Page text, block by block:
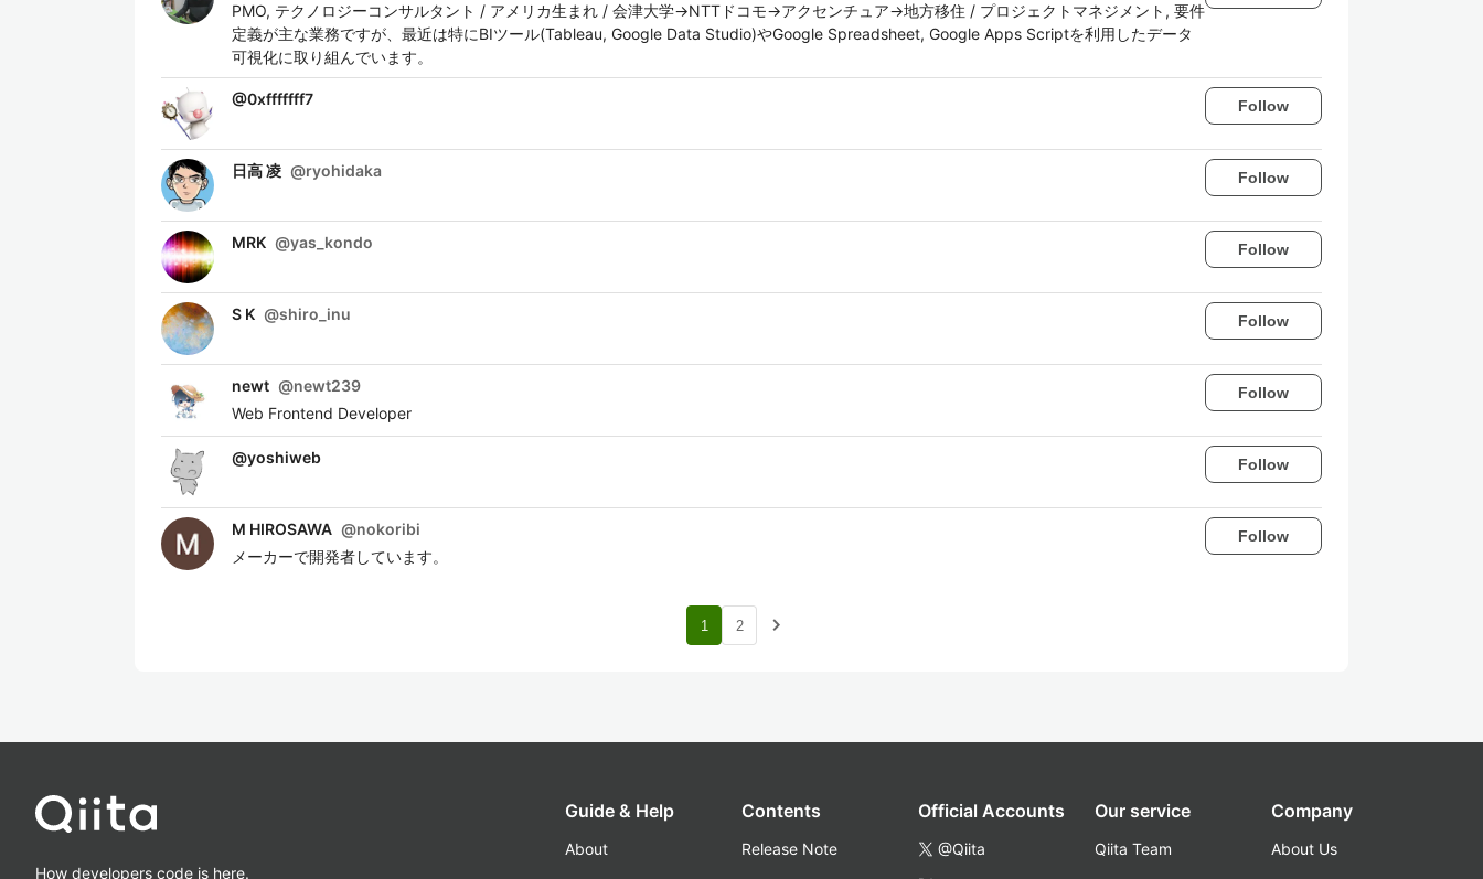
PMO, テクノロジーコンサルタント / アメリカ生まれ / 会津大学→NTTドコモ→アクセンチュア→地方移住 / プロジェクトマネジメント, 要件
定義が主な業務ですが、最近は特にBIツール(Tableau, Google Data Studio)やGoogle Spreadsheet, Google Apps Scriptを利用したデータ
可視化に取り組んでいます。
@0xfffffff7 Follow
日高 凌 @ryohidaka Follow
MRK @yas_kondo Follow
S K @shiro_inu Follow
newt @newt239
Web Frontend Developer
Follow
@yoshiweb Follow
M HIROSAWA @nokoribi
メーカーで開発者しています。
Follow
1 2 navigate_next
How developers code is here.
Guide & Help
About
Contents
Release Note
Official Accounts
@Qiita
Our service
Qiita Team
Company
About Us